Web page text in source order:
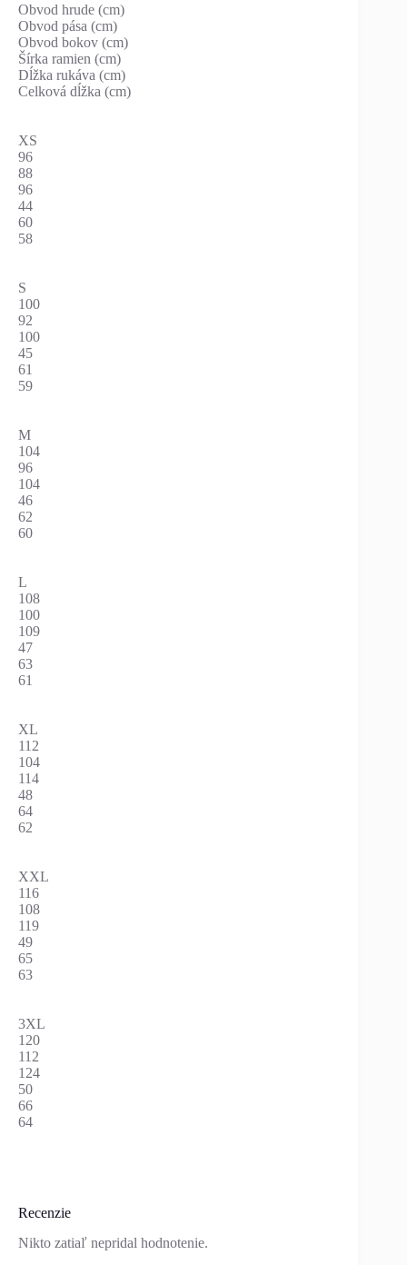
Obvod hrude (cm)
Obvod pása (cm)
Obvod bokov (cm)
Šírka ramien (cm)
Dĺžka rukáva (cm)
Celková dĺžka (cm)
XS
96
88
96
44
60
58
S
100
92
100
45
61
59
M
104
96
104
46
62
60
L
108
100
109
47
63
61
XL
112
104
114
48
64
62
XXL
116
108
119
49
65
63
3XL
120
112
124
50
66
64
Recenzie
Nikto zatiaľ nepridal hodnotenie.